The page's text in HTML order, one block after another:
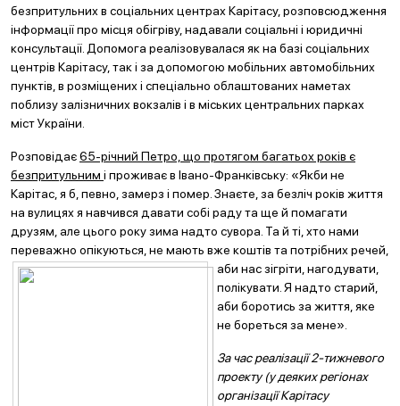
безпритульних в соціальних центрах Карітасу, розповсюдження
інформації про місця обігріву, надавали соціальні і юридичні
консультації. Допомога реалізовувалася як на базі соціальних
центрів Карітасу, так і за допомогою мобільних автомобільних
пунктів, в розміщених і спеціально облаштованих наметах
поблизу залізничних вокзалів і в міських центральних парках
міст України.
Розповідає65-річний Петро, що протягом багатьох років є
безпритульним і проживає в Івано-Франківську: «Якби не
Карітас, я б, певно, замерз і помер. Знаєте, за безліч років життя
на вулицях я навчився давати собі раду та ще й помагати
друзям, але цього року зима надто сувора. Та й ті, хто нами
переважно опікуються, не мають вже коштів та потрібних речей,
аби нас зігріти, нагодувати,
полікувати. Я надто старий,
аби боротись за життя, яке
не бореться за мене».
За час реалізації 2-тижневого
проекту (у деяких регіонах
організації Карітасу